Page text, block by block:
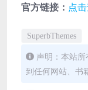
官方链接： 点
SuperbThemes
声明：本站
到任何网站、书